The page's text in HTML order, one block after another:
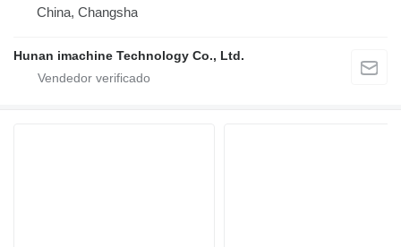
China, Changsha
Hunan imachine Technology Co., Ltd.